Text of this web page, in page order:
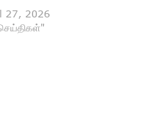
27, 2026